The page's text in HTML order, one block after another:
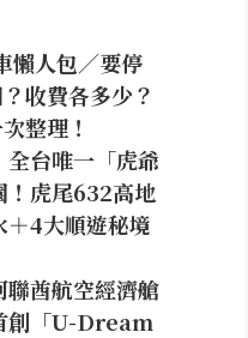
懶人包／要停
收費各多少？
整理！
全台唯一「虎爺
！虎尾632高地
＋4大順遊秘境
酋航空經濟艙
創「U-Dream